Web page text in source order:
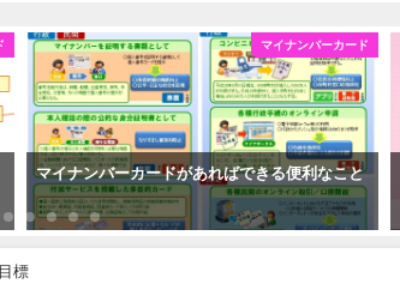
マイナンバーカード
マイナンバーカードがあればできる便利なこと
標